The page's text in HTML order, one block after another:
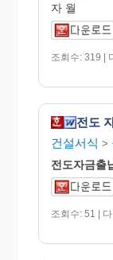
자 월
조회수: 319 |
전도
건설서식 >
전도자금출
조회수: 51 |